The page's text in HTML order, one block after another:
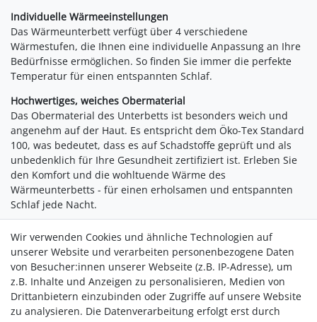
Individuelle Wärmeeinstellungen
Das Wärmeunterbett verfügt über 4 verschiedene
Wärmestufen, die Ihnen eine individuelle Anpassung an Ihre
Bedürfnisse ermöglichen. So finden Sie immer die perfekte
Temperatur für einen entspannten Schlaf.
Hochwertiges, weiches Obermaterial
Das Obermaterial des Unterbetts ist besonders weich und
angenehm auf der Haut. Es entspricht dem Öko-Tex Standard
100, was bedeutet, dass es auf Schadstoffe geprüft und als
unbedenklich für Ihre Gesundheit zertifiziert ist. Erleben Sie
den Komfort und die wohltuende Wärme des
Wärmeunterbetts - für einen erholsamen und entspannten
Schlaf jede Nacht.
Sicherheitssystem mit Überhitzungsschutz
Waschbar dank abnehmbarem Controller
Angenehm weiches Obermaterial
4 Termperaturstufen
Praktisches Bedienelement
Automatische Abschaltung nach 180 Minuten
Wir verwenden Cookies und ähnliche Technologien auf
unserer Website und verarbeiten personenbezogene Daten
von Besucher:innen unserer Webseite (z.B. IP-Adresse), um
z.B. Inhalte und Anzeigen zu personalisieren, Medien von
Drittanbietern einzubinden oder Zugriffe auf unsere Website
zu analysieren. Die Datenverarbeitung erfolgt erst durch